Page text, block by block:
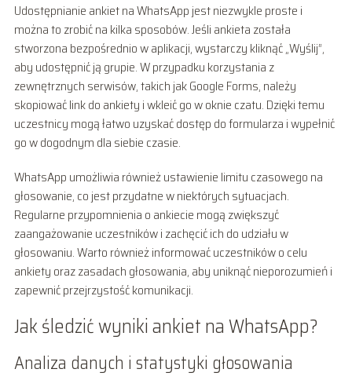
Udostępnianie ankiet na WhatsApp jest niezwykle proste i
można to zrobić na kilka sposobów. Jeśli ankieta została
stworzona bezpośrednio w aplikacji, wystarczy kliknąć „Wyślij”,
aby udostępnić ją grupie. W przypadku korzystania z
zewnętrznych serwisów, takich jak Google Forms, należy
skopiować link do ankiety i wkleić go w oknie czatu. Dzięki temu
uczestnicy mogą łatwo uzyskać dostęp do formularza i wypełnić
go w dogodnym dla siebie czasie.
WhatsApp umożliwia również ustawienie limitu czasowego na
głosowanie, co jest przydatne w niektórych sytuacjach.
Regularne przypomnienia o ankiecie mogą zwiększyć
zaangażowanie uczestników i zachęcić ich do udziału w
głosowaniu. Warto również informować uczestników o celu
ankiety oraz zasadach głosowania, aby uniknąć nieporozumień i
zapewnić przejrzystość komunikacji.
Jak śledzić wyniki ankiet na WhatsApp?
Analiza danych i statystyki głosowania